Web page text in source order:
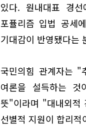
있다. 원내대표 경
포퓰리즘 입법 공세
기대감이 반영됐다는
국민의힘 관계자는 "
여론을 설득하는
뜻"이라며 "대내외적
선별적 지원이 합리